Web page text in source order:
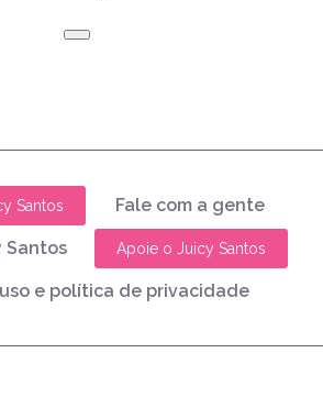
Santos Fale com a gente
Santos Apoie o Juicy Santos
e política de privacidade